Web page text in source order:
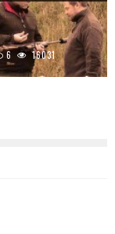
6 16031